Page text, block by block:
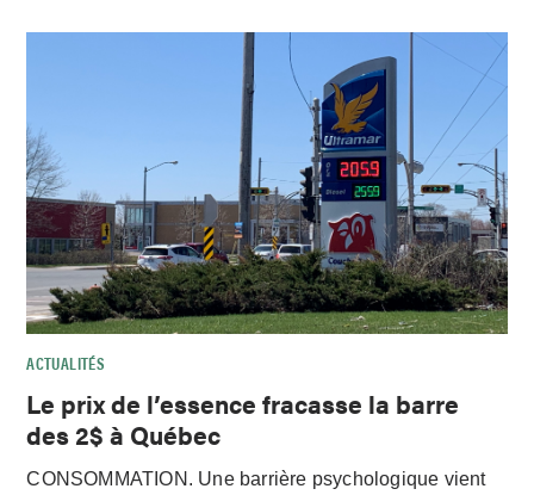
ACTUALITÉS
Le prix de l’essence fracasse la barre
des 2$ à Québec
CONSOMMATION. Une barrière psychologique vient